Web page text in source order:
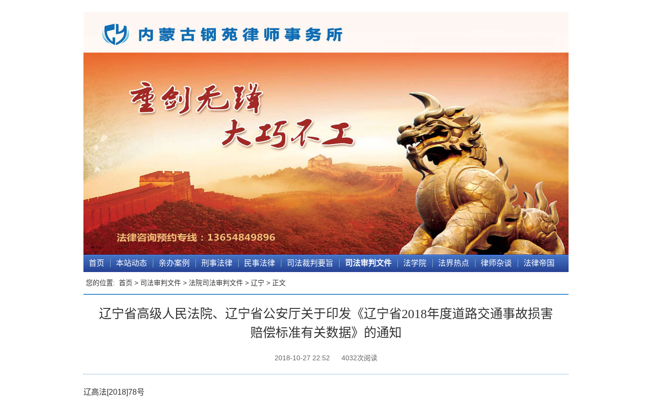
首页 本站动态 亲办案例 刑事法律 民事法律 司法裁判要旨 司法审判文件 法学院 法界热点 律师杂谈 法律帝国
您的位置: 首页 > 司法审判文件 > 法院司法审判文件 > 辽宁 > 正文
辽宁省高级人民法院、辽宁省公安厅关于印发《辽宁省2018年度道路交通事故损害
赔偿标准有关数据》的通知
2018-10-27 22:52 4032次阅读
辽高法[2018]78号